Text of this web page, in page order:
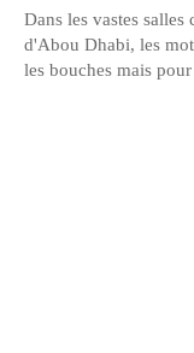
Dans les vastes
d'Abou Dhabi, les
les bouches mais